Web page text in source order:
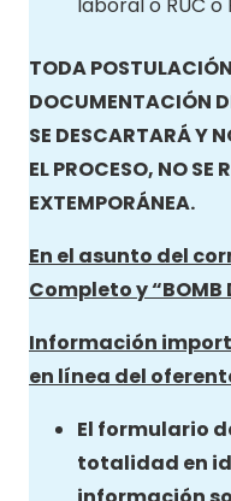
TODA
DOCUMENTACIÓN
SE DESCARTARÁ Y
EL PROCESO, NO
EXTEMPORÁNEA.
En el asunto del
Completo y “BOMB
Información
en línea del
El formulario
totalidad en